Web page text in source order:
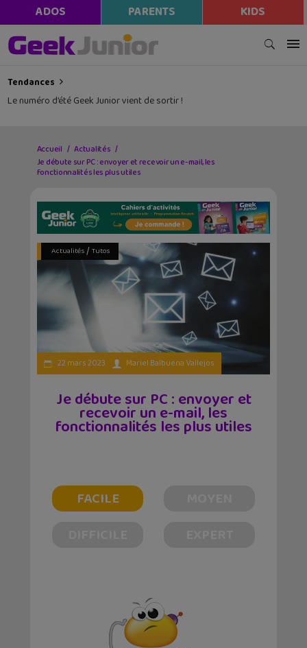
ADOS PARENTS KIDS
Tendances
Le numéro d’été Geek Junior vient de sortir !
Accueil
Actualités
Je débute sur PC : envoyer et recevoir un e-mail, les
fonctionnalités les plus utiles
Actualités/ Tutos
22 mars 2023 Mariel Balbuena Vallejos
Je débute sur PC : envoyer et
recevoir un e-mail, les
fonctionnalités les plus utiles
FACILE
modal-check